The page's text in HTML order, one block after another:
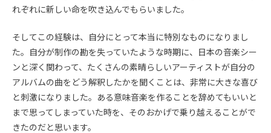
れぞれに新しい命を吹き込んでもらいました。
そしてこの経験は、自分にとって本当に特別なものになりまし
た。自分が制作の勘を失っていたような時期に、日本の音楽シー
ンと深く関わって、たくさんの素晴らしいアーティストが自分の
アルバムの曲をどう解釈したかを聞くことは、非常に大きな喜び
と刺激になりました。ある意味音楽を作ることを辞めてもいいと
まで思ってしまっていた時を、そのおかげで乗り越えることがで
きたのだと思います。